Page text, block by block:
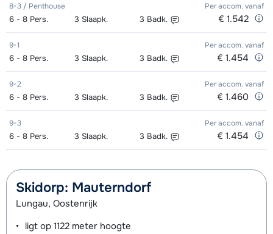
8-3 / Penthouse Per accom. vanaf
6 - 8 Pers. 3 Slaapk. 3 Badk. € 1.542
9-1 Per accom. vanaf
6 - 8 Pers. 3 Slaapk. 3 Badk. € 1.454
9-2 Per accom. vanaf
6 - 8 Pers. 3 Slaapk. 3 Badk. € 1.460
9-3 Per accom. vanaf
6 - 8 Pers. 3 Slaapk. 3 Badk. € 1.454
Skidorp: Mauterndorf
Lungau, Oostenrijk
ligt op 1122 meter hoogte